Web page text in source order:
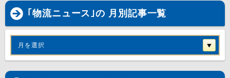
｢物流ニュース｣の 月別記事一覧
月を選択